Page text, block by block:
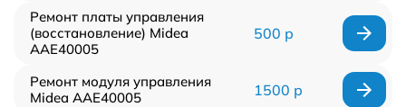
Ремонт платы управления
(восстановление) Midea
AAE40005
500 р
Ремонт модуля управления
Midea AAE40005
1500 р